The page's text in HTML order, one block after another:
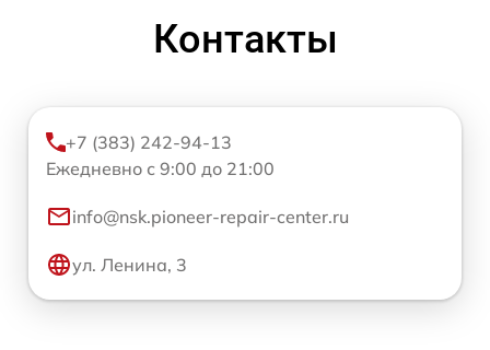
Контакты
+7 (383) 242-94-13
Ежедневно с 9:00 до 21:00
info@nsk.pioneer-repair-center.ru
ул. Ленина, 3